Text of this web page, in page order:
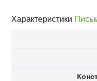
Характеристики